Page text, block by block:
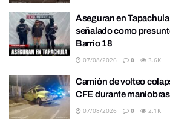
Aseguran en
señalado como
Barrio 18
07/08/2026 0 3.6K
Camión de volteo
CFE durante
07/08/2026 0 2.1K